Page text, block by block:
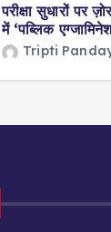
परीक्षा सुधारों पर
में ‘पब्लिक
Tripti